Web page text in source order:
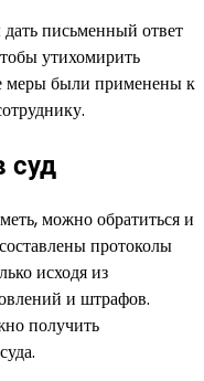
письменный ответ
утихомирить
меры были применены к
суд
можно обратиться и
протоколы
исходя из
и штрафов.
получить